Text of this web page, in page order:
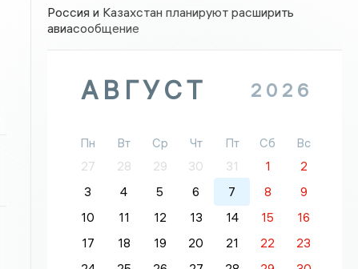
Россия и Казахстан планируют расширить
авиасообщение
АВГУСТ 2026
Пн Вт Ср Чт Пт Сб
Вс
27
28 29 30 31 1
2
3
4 5 6 7 8
9
10
11 12 13 14 15
16
17
18 19 20 21 22
23